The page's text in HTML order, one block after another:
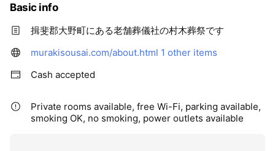
Basic info
揖斐郡大野町にある老舗葬儀社の村木葬祭です
murakisousai.com/about.html 1 other items
Cash accepted
Private rooms available, free Wi-Fi, parking available,
smoking OK, no smoking, power outlets available